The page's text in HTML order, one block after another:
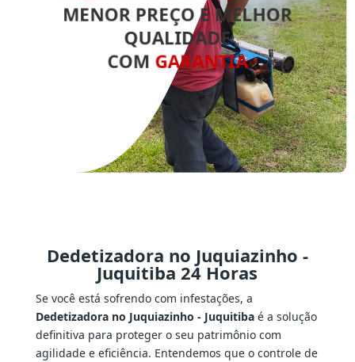
MENOR PREÇO E MELHOR
QUALIDADE
COM GARANTIA
Dedetizadora no Juquiazinho -
Juquitiba 24 Horas
Se você está sofrendo com infestações, a
Dedetizadora no Juquiazinho - Juquitibaé a solução
definitiva para proteger o seu patrimônio com
agilidade e eficiência. Entendemos que o controle de